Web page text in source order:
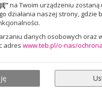
na Twoim urządzeniu zostaną
działania naszej strony,
danych osobowych oraz
adres www.teb.pl/o-nas/